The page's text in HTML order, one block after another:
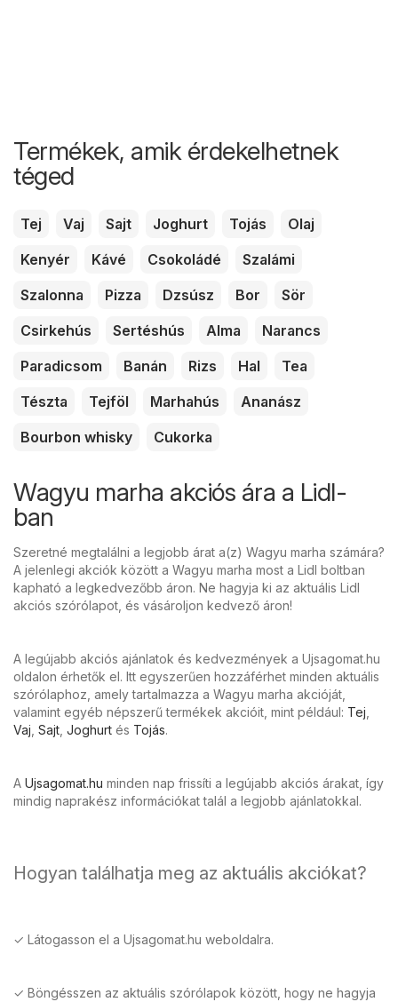
Termékek, amik érdekelhetnek
téged
Tej Vaj Sajt Joghurt Tojás
Olaj
Kenyér
Kávé Csokoládé
Szalámi
Szalonna
Pizza Dzsúsz Bor
Sör
Csirkehús
Sertéshús Alma
Narancs
Paradicsom
Banán Rizs Hal
Tea
Tészta
Tejföl Marhahús
Ananász
Bourbon whisky
Cukorka
Wagyu marha akciós ára a Lidl-
ban
Szeretné megtalálni a legjobb árat a(z) Wagyu marha számára?
A jelenlegi akciók között a Wagyu marha most a Lidl boltban
kapható a legkedvezőbb áron. Ne hagyja ki az aktuális Lidl
akciós szórólapot, és vásároljon kedvező áron!
A legújabb akciós ajánlatok és kedvezmények a Ujsagomat.hu
oldalon érhetők el. Itt egyszerűen hozzáférhet minden aktuális
szórólaphoz, amely tartalmazza a Wagyu marha akcióját,
valamint egyéb népszerű termékek akcióit, mint például: Tej
Vaj Sajt Joghurt és Tojás.
A Ujsagomat.hu minden nap frissíti a legújabb akciós árakat, így
mindig naprakész információkat talál a legjobb ajánlatokkal.
Hogyan találhatja meg az aktuális akciókat?
✓ Látogasson el a Ujsagomat.hu weboldalra.
✓ Böngésszen az aktuális szórólapok között, hogy ne hagyja